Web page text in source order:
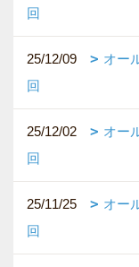
回
25/12/09
オー
回
25/12/02
オー
回
25/11/25
オー
回